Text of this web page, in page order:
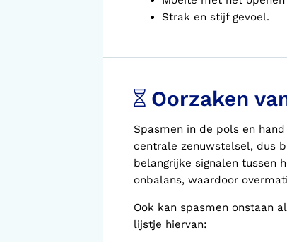
Strak en stijf gevoel.
Oorzaken
Spasmen in de pols en
centrale zenuwstelsel, dus
belangrijke signalen tussen
onbalans, waardoor
Ook kan spasmen onstaan
lijstje hiervan: